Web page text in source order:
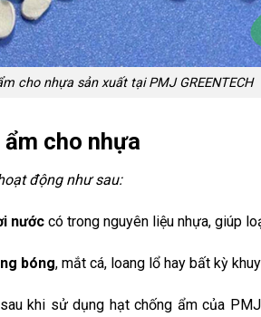
cho nhựa sản xuất tại PMJ GREENTECH
cho nhựa
động như sau:
nước có trong nguyên liệu nhựa, giúp
bóng, mắt cá, loang lổ hay bất kỳ
khi sử dụng hạt chống ẩm của